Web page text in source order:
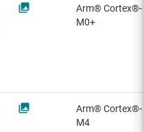
Arm® Cortex®-
M0+
Arm® Cortex®-
M4